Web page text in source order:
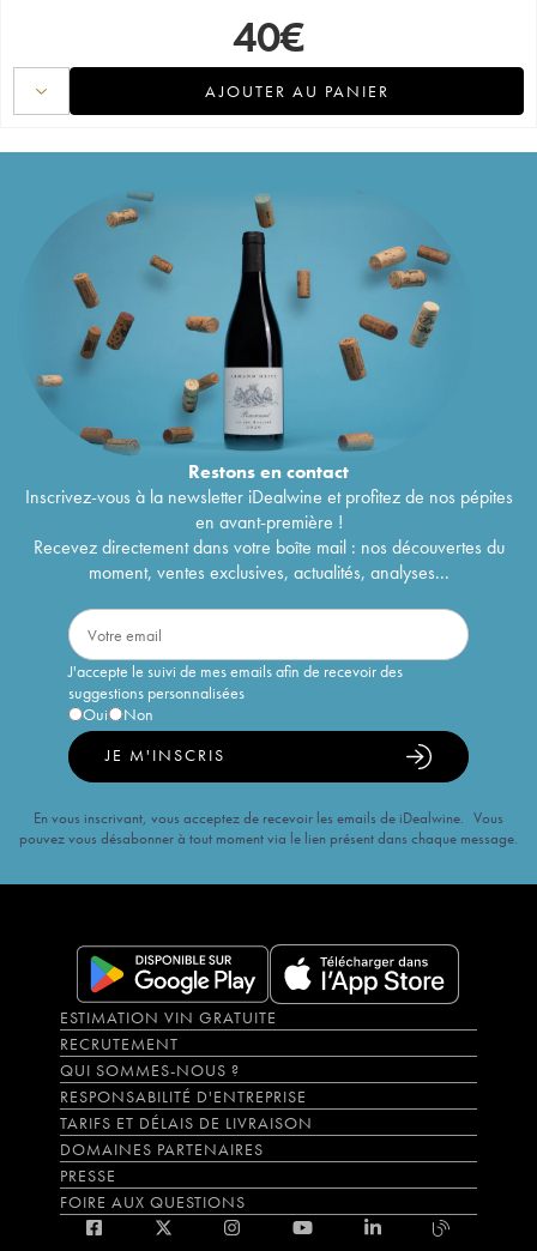
40€
AJOUTER AU PANIER
Restons encontact
Inscrivez-vous à la newsletter iDealwine et profitez de nos pépites
en avant-première !
Recevez directement dans votre boîte mail : nos découvertes du
moment, ventes exclusives, actualités, analyses...
J'accepte le suivi de mes emails afin de recevoir des
suggestions personnalisées
Oui
Non
JE M'INSCRIS
En vous inscrivant, vous acceptez de recevoir les emails de iDealwine. Vous
pouvez vous désabonner à tout moment via le lien présent dans chaque message.
ESTIMATION VIN GRATUITE
RECRUTEMENT
QUI SOMMES-NOUS ?
RESPONSABILITÉ D'ENTREPRISE
TARIFS ET DÉLAIS DE LIVRAISON
DOMAINES PARTENAIRES
PRESSE
FOIRE AUX QUESTIONS